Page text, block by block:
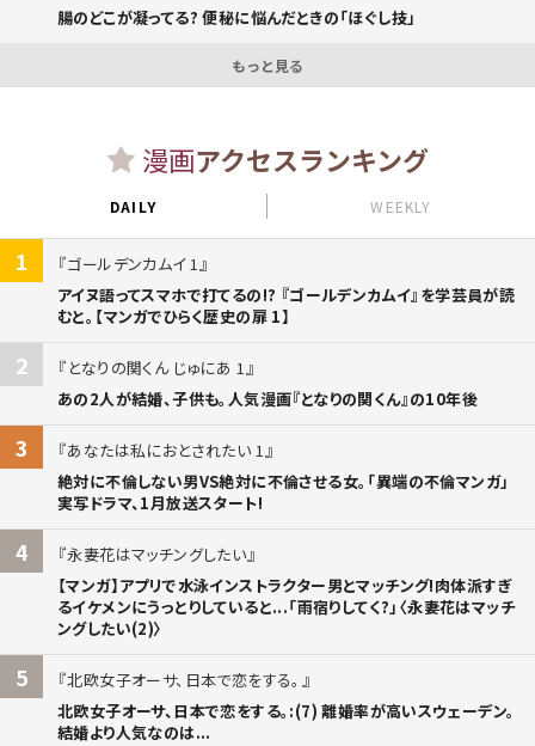
腸のどこが凝ってる? 便秘に悩んだときの「ほぐし技」
もっと見る
漫画アクセスランキング
DAILY WEEKLY
1
ゴールデンカムイ 1
アイヌ語ってスマホで打てるの!? 『ゴールデンカムイ』を学芸員が読
むと。【マンガでひらく歴史の扉 1】
2
となりの関くん じゅにあ 1
あの2人が結婚、子供も。人気漫画『となりの関くん』の10年後
3
あなたは私におとされたい 1
絶対に不倫しない男VS絶対に不倫させる女。「異端の不倫マンガ」
実写ドラマ、1月放送スタート!
4
永妻花はマッチングしたい
【マンガ】アプリで水泳インストラクター男とマッチング!肉体派すぎ
るイケメンにうっとりしていると...「雨宿りしてく?」〈永妻花はマッチ
ングしたい(2)〉
5
北欧女子オーサ、日本で恋をする。
北欧女子オーサ、日本で恋をする。:(7) 離婚率が高いスウェーデン。
結婚より人気なのは...